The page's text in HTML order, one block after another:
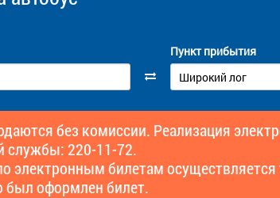
Пункт прибытия
без комиссии. Реализация
службы: 220-11-72.
электронным билетам
был оформлен билет.